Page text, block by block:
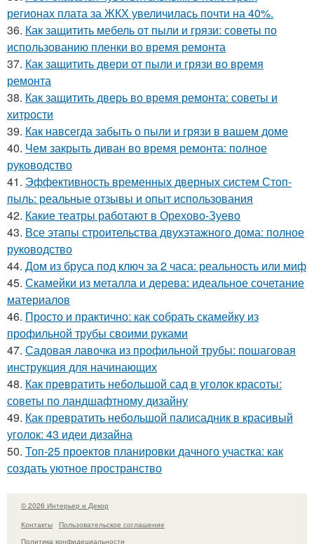
регионах плата за ЖКХ увеличилась почти на 40%.
36. Как защитить мебель от пыли и грязи: советы по
использованию пленки во время ремонта
37. Как защитить двери от пыли и грязи во время
ремонта
38. Как защитить дверь во время ремонта: советы и
хитрости
39. Как навсегда забыть о пыли и грязи в вашем доме
40. Чем закрыть диван во время ремонта: полное
руководство
41. Эффективность временных дверных систем Стоп-
пыль: реальные отзывы и опыт использования
42. Какие театры работают в Орехово-Зуево
43. Все этапы строительства двухэтажного дома: полное
руководство
44. Дом из бруса под ключ за 2 часа: реальность или миф
45. Скамейки из металла и дерева: идеальное сочетание
материалов
46. Просто и практично: как собрать скамейку из
профильной трубы своими руками
47. Садовая лавочка из профильной трубы: пошаговая
инструкция для начинающих
48. Как превратить небольшой сад в уголок красоты:
советы по ландшафтному дизайну
49. Как превратить небольшой палисадник в красивый
уголок: 43 идеи дизайна
50. Топ-25 проектов планировки дачного участка: как
создать уютное пространство
© 2026 Интерьер и Декор
Контакты
Пользовательское соглашение
Политика конфидециальности